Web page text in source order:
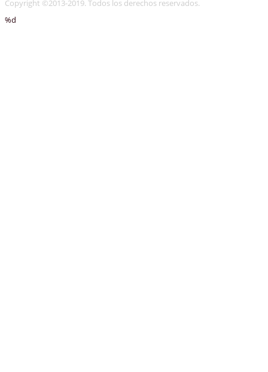
Copyright ©2013-2019. Todos los derechos reservados.
%d